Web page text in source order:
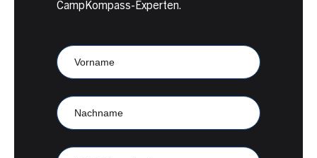
CampKompass-Experten.
CampKompass
Vorname
Nachname
Mail